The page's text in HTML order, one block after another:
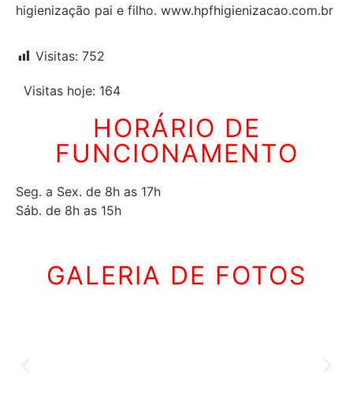
higienização pai e filho. www.hpfhigienizacao.com.br
Visitas: 752
Visitas hoje: 164
HORÁRIO DE
FUNCIONAMENTO
Seg. a Sex. de 8h as 17h
Sáb. de 8h as 15h
GALERIA DE FOTOS